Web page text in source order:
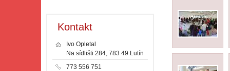
Kontakt
Ivo Opletal
Na sídlišti 284, 783 49 Lutín
773 556 751